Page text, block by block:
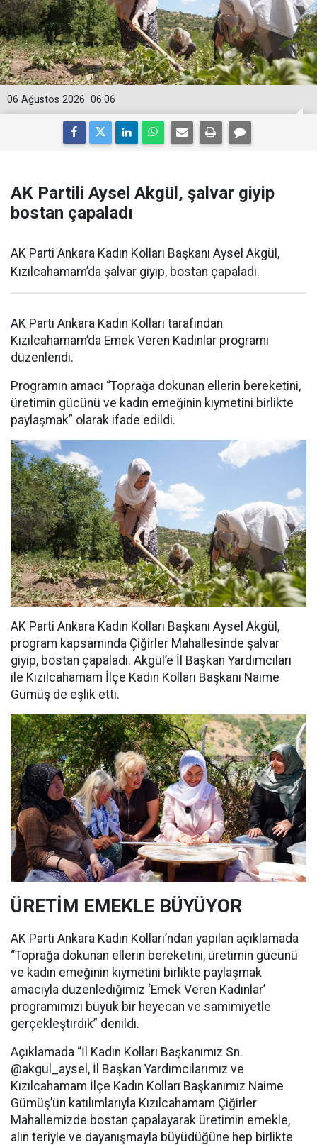
06:06
06 Ağustos 2026
AK Partili Aysel Akgül, şalvar giyip
bostan çapaladı
AK Parti Ankara Kadın Kolları Başkanı Aysel Akgül,
Kızılcahamam’da şalvar giyip, bostan çapaladı.
AK Parti Ankara Kadın Kolları tarafından
Kızılcahamam’da Emek Veren Kadınlar programı
düzenlendi.
Programın amacı “Toprağa dokunan ellerin bereketini,
üretimin gücünü ve kadın emeğinin kıymetini birlikte
paylaşmak” olarak ifade edildi.
AK Parti Ankara Kadın Kolları Başkanı Aysel Akgül,
program kapsamında Çiğirler Mahallesinde şalvar
giyip, bostan çapaladı. Akgül’e İl Başkan Yardımcıları
ile Kızılcahamam İlçe Kadın Kolları Başkanı Naime
Gümüş de eşlik etti.
ÜRETİM EMEKLE BÜYÜYOR
AK Parti Ankara Kadın Kolları’ndan yapılan açıklamada
“Toprağa dokunan ellerin bereketini, üretimin gücünü
ve kadın emeğinin kıymetini birlikte paylaşmak
amacıyla düzenlediğimiz ‘Emek Veren Kadınlar’
programımızı büyük bir heyecan ve samimiyetle
gerçekleştirdik” denildi.
Açıklamada “İl Kadın Kolları Başkanımız Sn.
@akgul_aysel, İl Başkan Yardımcılarımız ve
Kızılcahamam İlçe Kadın Kolları Başkanımız Naime
Gümüş’ün katılımlarıyla Kızılcahamam Çiğirler
Mahallemizde bostan çapalayarak üretimin emekle,
alın teriyle ve dayanışmayla büyüdüğüne hep birlikte